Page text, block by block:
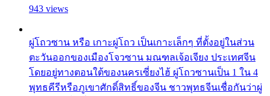
943 views
ผู่โถวซาน หรือ เกาะผู่โถว เป็นเกาะเล็กๆ ที่ตั้งอยู่ในส่วน
ตะวันออกของเมืองโจวซาน มณฑลเจ้อเจียง ประเทศจีน
โดยอยู่ทางตอนใต้ของนครเซี่ยงไฮ้ ผู่โถวซานเป็น 1 ใน 4
พุทธคีรีหรือภูเขาศักดิ์สิทธิ์ของจีน ชาวพุทธจีนเชื่อกันว่าผู่